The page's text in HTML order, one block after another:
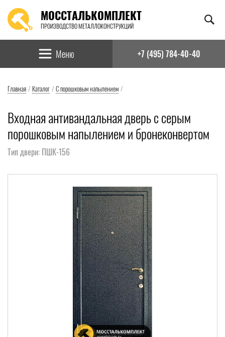
МОССТАЛЬКОМПЛЕКТ
ПРОИЗВОДСТВО МЕТАЛЛОКОНСТРУКЦИЙ
Найти:
Меню +7 (495) 784-40-40
Главная / Каталог / С порошковым напылением /
Входная антивандальная дверь с серым
порошковым напылением и бронеконвертом
Тип двери: ПШК-156